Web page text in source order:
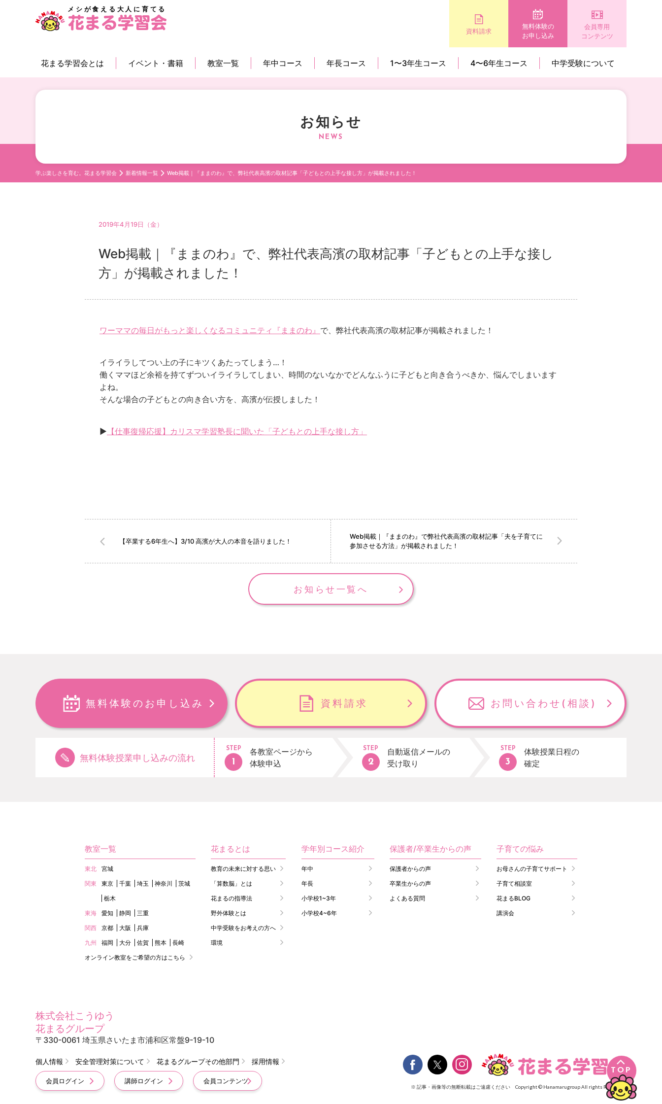
メシが食える大人に育てる
資料請求
無料体験の
お申し込み
会員専用
コンテンツ
花まる学習会とは イベント・書籍 教室一覧 年中コース 年長コース 1〜3年生コース 4〜6年生コース 中学受験について
お知らせ
学ぶ楽しさを育む。花まる学習会 新着情報一覧 Web掲載｜『ままのわ』で、弊社代表高濱の取材記事「子どもとの上手な接し方」が掲載されました！
2019年4月19日（金）
Web掲載｜『ままのわ』で、弊社代表高濱の取材記事「子どもとの上手な接し
方」が掲載されました！
ワーママの毎日がもっと楽しくなるコミュニティ『ままのわ』 で、弊社代表高濱の取材記事が掲載されました！
イライラしてつい上の子にキツくあたってしまう…！
働くママほど余裕を持てずついイライラしてしまい、時間のないなかでどんなふうに子どもと向き合うべきか、悩んでしまいます
よね。
そんな場合の子どもとの向き合い方を、高濱が伝授しました！
▶ 【仕事復帰応援】カリスマ学習塾長に聞いた「子どもとの上手な接し方」
【卒業する6年生へ】3/10 高濱が大人の本音を語りました！
Web掲載｜『ままのわ』で弊社代表高濱の取材記事「夫を子育てに
参加させる方法」が掲載されました！
お知らせ一覧へ
無料体験のお申し込み 資料請求 お問い合わせ (相談)
無料体験授業申し込みの流れ
STEP
各教室ページから
体験申込
STEP
自動返信メールの
受け取り
STEP
体験授業日程の
確定
TOP
教室一覧
東北
宮城
関東
東京 千葉 埼玉 神奈川
茨城
栃木
東海
愛知 静岡
三重
関西
京都 大阪
兵庫
九州
福岡 大分 佐賀 熊本
長崎
オンライン教室をご希望の方はこちら
花まるとは
教育の未来に対する思い
「算数脳」とは
花まるの指導法
野外体験とは
中学受験をお考えの方へ
環境
学年別コース紹介
年中
年長
小学校1~3年
小学校4~6年
保護者/卒業生からの声
保護者からの声
卒業生からの声
よくある質問
子育ての悩み
お母さんの子育てサポート
子育て相談室
花まるBLOG
講演会
株式会社こうゆう
花まるグループ
〒330-0061 埼玉県さいたま市浦和区常盤9-19-10
個人情報 安全管理対策について 花まるグループその他部門 採用情報
会員ログイン 講師ログイン 会員コンテンツ
 
※ 記事・画像等の無断転載はご遠慮ください Copyright © Hanamarugroup All rights Reserved.